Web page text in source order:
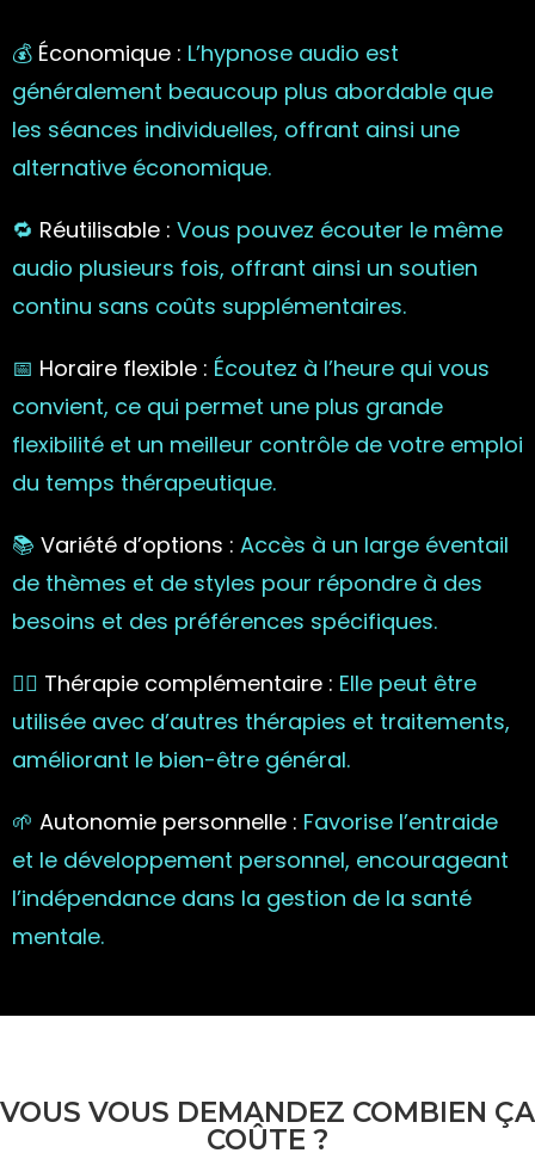
💰 Économique : L’hypnose audio est
généralement beaucoup plus abordable que
les séances individuelles, offrant ainsi une
alternative économique.
🔁 Réutilisable : Vous pouvez écouter le même
audio plusieurs fois, offrant ainsi un soutien
continu sans coûts supplémentaires.
📅 Horaire flexible : Écoutez à l’heure qui vous
convient, ce qui permet une plus grande
flexibilité et un meilleur contrôle de votre emploi
du temps thérapeutique.
📚 Variété d’options : Accès à un large éventail
de thèmes et de styles pour répondre à des
besoins et des préférences spécifiques.
🧘‍♀️ Thérapie complémentaire : Elle peut être
utilisée avec d’autres thérapies et traitements,
améliorant le bien-être général.
🌱 Autonomie personnelle : Favorise l’entraide
et le développement personnel, encourageant
l’indépendance dans la gestion de la santé
mentale.
VOUS VOUS DEMANDEZ COMBIEN ÇA
COÛTE ?